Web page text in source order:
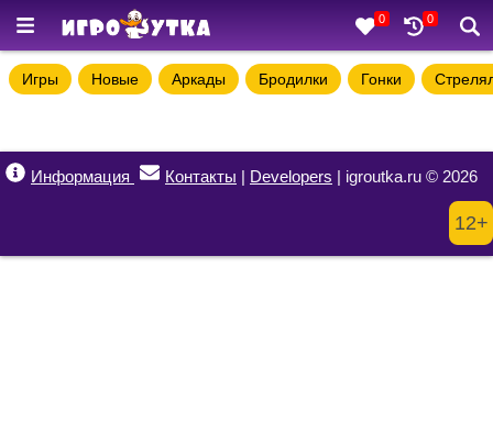
0 0
Игры Новые Аркады Бродилки Гонки
Информация Контакты | Developers | igroutka.ru © 2026
12+